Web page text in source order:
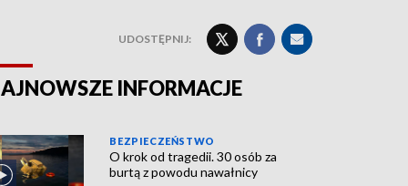
UDOSTĘPNIJ:
INFORMACJE
BEZPIECZEŃSTWO
O krok od tragedii. 30 osób za
burtą z powodu nawałnicy